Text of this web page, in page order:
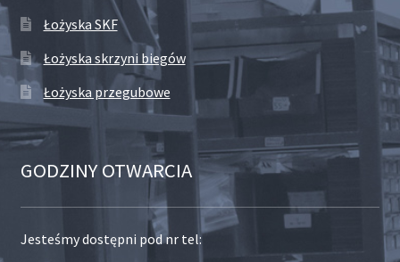
Łożyska SKF
Łożyska skrzyni biegów
Łożyska przegubowe
GODZINY OTWARCIA
Jesteśmy dostępni pod nr tel: